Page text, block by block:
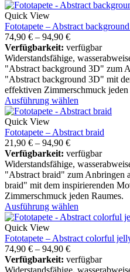
Quick View
Fototapete – Abstract
74,90 € – 94,90 €
Verfügbarkeit: verfügbar
Widerstandsfähige,
"Abstract background 3D" zum
"Abstract background 3D" mit
effektiven Zimmerschmuck jeden
Ausführung wählen
Quick View
Fototapete – Abstract braid
21,90 € – 94,90 €
Verfügbarkeit: verfügbar
Widerstandsfähige,
"Abstract braid" zum Anbringen
braid" mit dem inspirierenden
Zimmerschmuck jeden Raumes.
Ausführung wählen
Quick View
Fototapete – Abstract colorful
74,90 € – 94,90 €
Verfügbarkeit: verfügbar
Widerstandsfähige,